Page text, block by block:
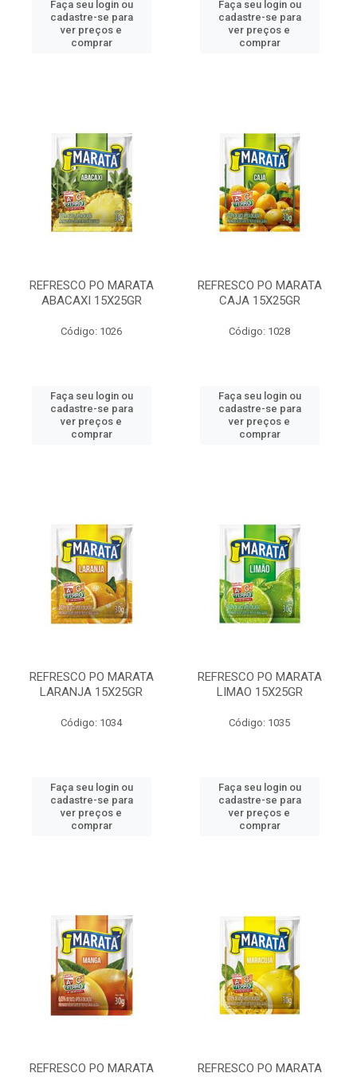
Faça seu login ou
cadastre-se para
ver preços e
comprar
Faça seu login ou
cadastre-se para
ver preços e
comprar
REFRESCO PO MARATA
ABACAXI 15X25GR
Código: 1026
Faça seu login ou
cadastre-se para
ver preços e
comprar
REFRESCO PO MARATA
CAJA 15X25GR
Código: 1028
Faça seu login ou
cadastre-se para
ver preços e
comprar
REFRESCO PO MARATA
LARANJA 15X25GR
Código: 1034
Faça seu login ou
cadastre-se para
ver preços e
comprar
REFRESCO PO MARATA
LIMAO 15X25GR
Código: 1035
Faça seu login ou
cadastre-se para
ver preços e
comprar
REFRESCO PO MARATA
REFRESCO PO MARATA